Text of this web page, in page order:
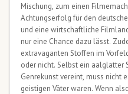
Mischung, zum einen
Achtungserfolg für den
und eine wirtschaftliche
nur eine Chance dazu lässt.
extravaganten Stoffen im
oder nicht. Selbst ein aalglatter
Genrekunst vereint, muss nicht
geistigen Väter waren. Wenn